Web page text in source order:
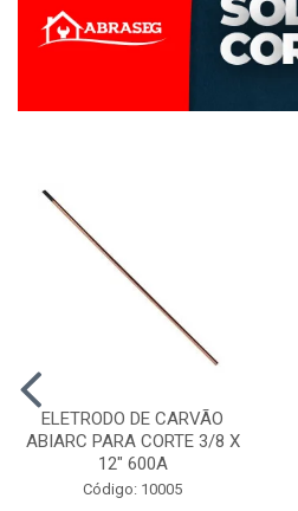
ELETRODO DE CARVÃO
ABIARC PARA CORTE 3/8 X
12" 600A
Código: 10005